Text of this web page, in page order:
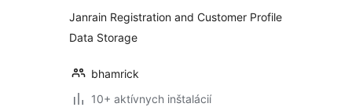
Janrain Registration and Customer Profile
Data Storage
bhamrick
10+ aktívnych inštalácií